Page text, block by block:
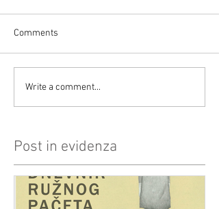
Comments
Write a comment...
Post in evidenza